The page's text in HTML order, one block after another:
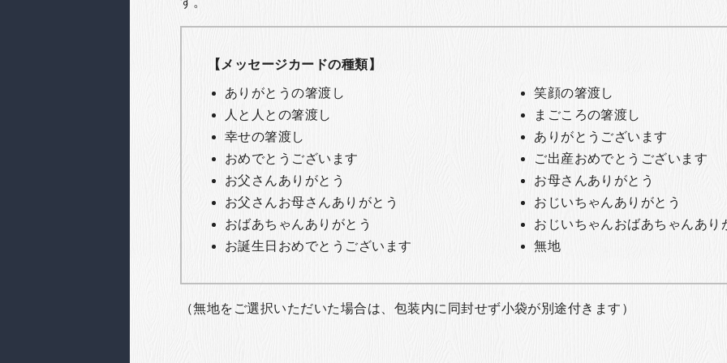
【メッセージカードの種類】
ありがとうの箸渡し
笑顔の箸渡し
人と人との箸渡し
まごころの箸渡し
幸せの箸渡し
ありがとうございます
おめでとうございます
ご出産おめでとうございます
お父さんありがとう
お母さんありがとう
お父さんお母さんありがとう
おじいちゃんありがとう
おばあちゃんありがとう
おじいちゃんおばあちゃんあり
お誕生日おめでとうございます
無地
（無地をご選択いただいた場合は、包装内に同封せず小袋が別途付きます）